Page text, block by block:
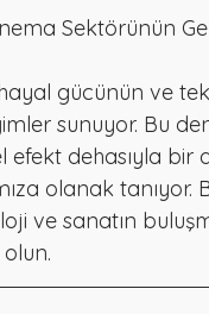
Sinema
gücünün ve
sunuyor. Bu
efekt dehasıyla
olanak tanıyor.
ve sanatın